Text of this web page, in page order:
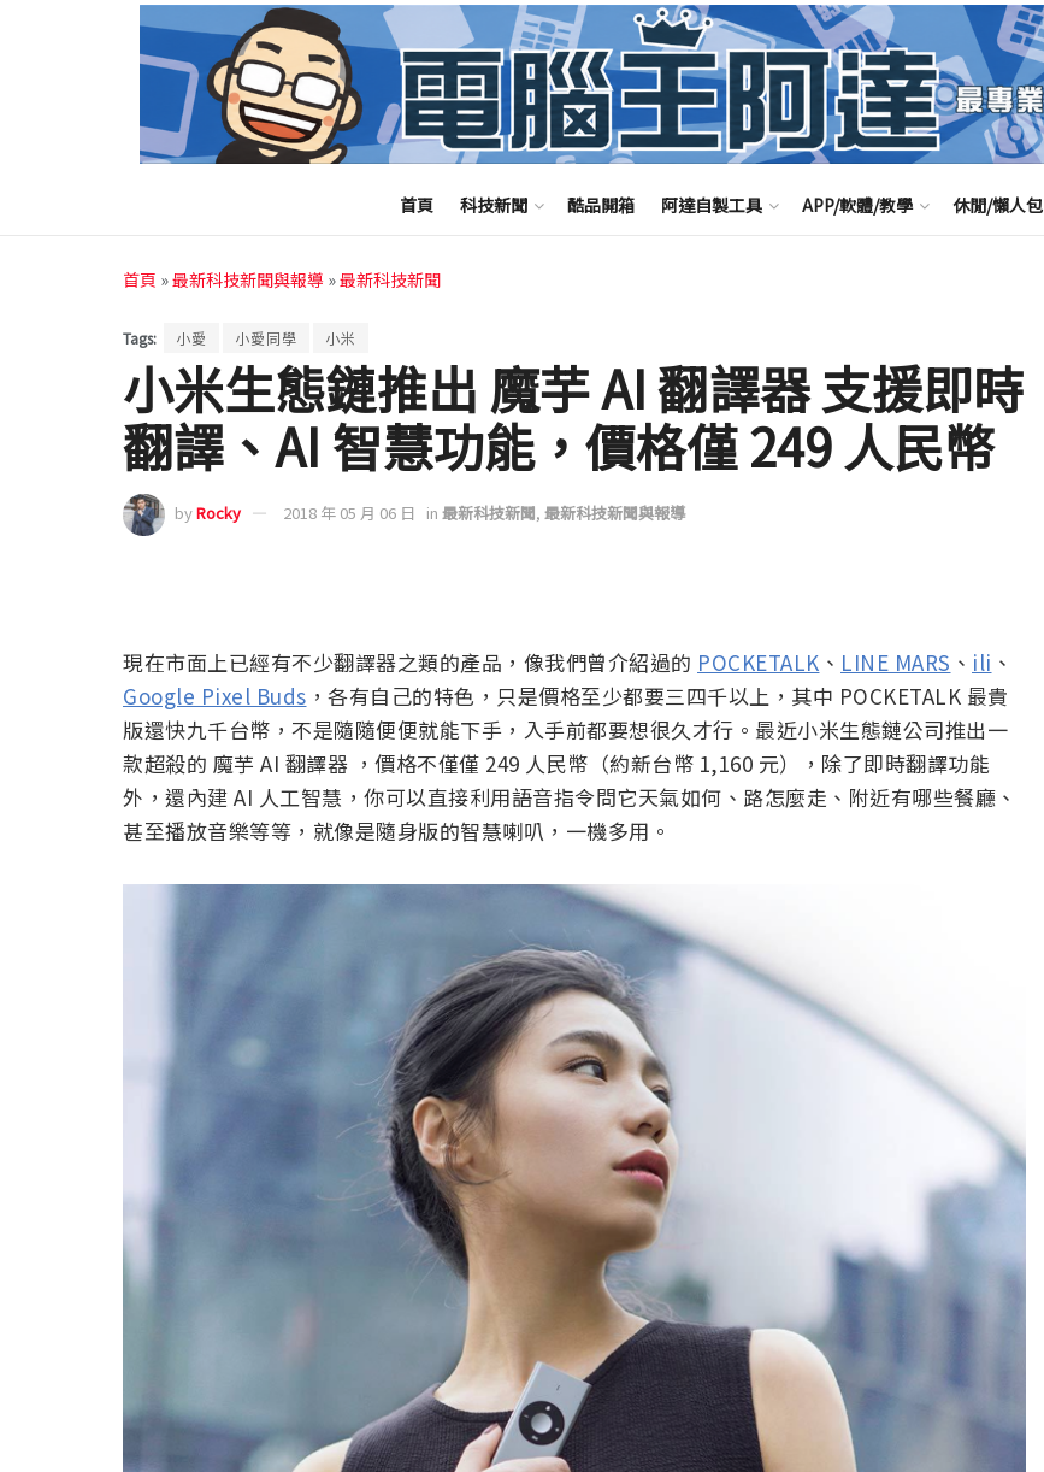
首頁 科技新聞 酷品開箱 阿達自製工具 APP/軟體/教學 休閒/懶人包
首頁 »最新科技新聞與報導 »最新科技新聞
Tags: 小愛 小愛同學 小米
小米生態鏈推出 魔芋 AI 翻譯器 支援即時
翻譯、AI 智慧功能，價格僅 249 人民幣
byRocky 2018 年 05 月 06 日 in 最新科技新聞, 最新科技新聞與報導
現在市面上已經有不少翻譯器之類的產品，像我們曾介紹過的 POCKETALK 、 LINE MARS 、 ili 、
Google Pixel Buds ，各有自己的特色，只是價格至少都要三四千以上，其中 POCKETALK 最貴
版還快九千台幣，不是隨隨便便就能下手，入手前都要想很久才行。最近小米生態鏈公司推出一
款超殺的 魔芋 AI 翻譯器 ，價格不僅僅 249 人民幣（約新台幣 1,160 元），除了即時翻譯功能
外，還內建 AI 人工智慧，你可以直接利用語音指令問它天氣如何、路怎麼走、附近有哪些餐廳、
甚至播放音樂等等，就像是隨身版的智慧喇叭，一機多用。